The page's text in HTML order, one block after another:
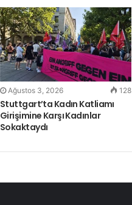
Ağustos 3, 2026 128
Stuttgart’ta Kadın Katliamı
Girişimine Karşı Kadınlar
Sokaktaydı